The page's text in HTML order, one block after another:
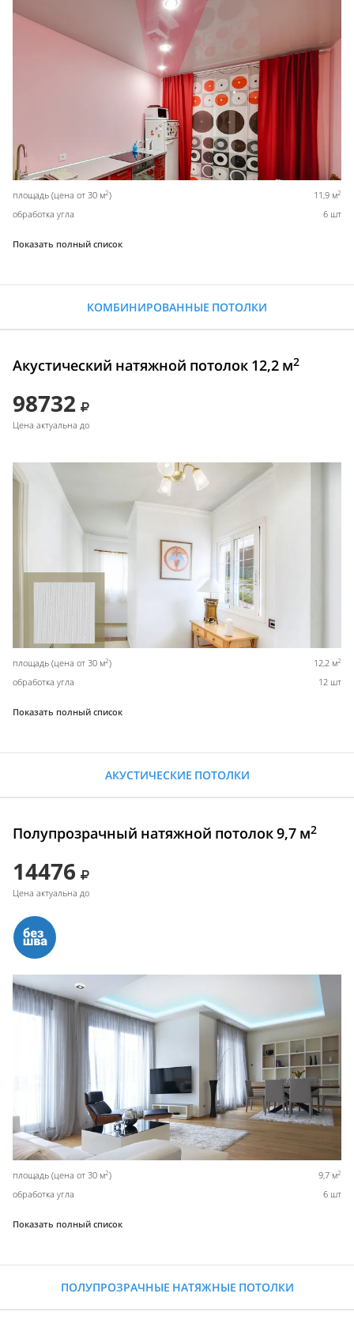
площадь (цена от 30 м2) 11,9 м2
обработка угла 6 шт
Показать полный список
КОМБИНИРОВАННЫЕ ПОТОЛКИ
Акустический натяжной потолок 12,2 м2
98732
Цена актуальна до
площадь (цена от 30 м2) 12,2 м2
обработка угла 12 шт
Показать полный список
АКУСТИЧЕСКИЕ ПОТОЛКИ
Полупрозрачный натяжной потолок 9,7 м2
14476
Цена актуальна до
площадь (цена от 30 м2) 9,7 м2
обработка угла 6 шт
Показать полный список
ПОЛУПРОЗРАЧНЫЕ НАТЯЖНЫЕ ПОТОЛКИ